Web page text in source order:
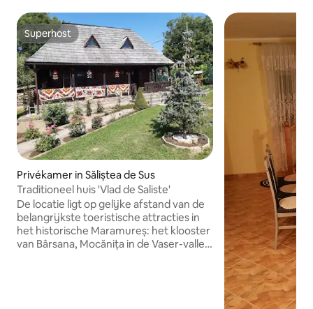
Superhost
Superhost
Privékamer in Săliștea de Sus
Traditioneel huis 'Vlad de Saliste'
De locatie ligt op gelijke afstand van de
belangrijkste toeristische attracties in
het historische Maramureș: het klooster
van Bârsana, Mocănița in de Vaser-vallei,